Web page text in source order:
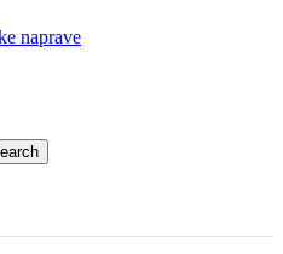
naprave